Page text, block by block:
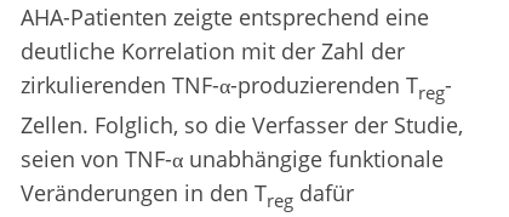
AHA-Patienten zeigte entsprechend eine
deutliche Korrelation mit der Zahl der
zirkulierenden TNF-α-produzierenden Treg-
Zellen. Folglich, so die Verfasser der Studie,
seien von TNF-α unabhängige funktionale
Veränderungen in den Treg dafür